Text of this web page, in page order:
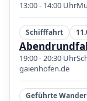
13:00 - 14:00 Uhr
Schifffahrt
19:00 - 20:30 Uhr
gaienhofen.de
Geführte